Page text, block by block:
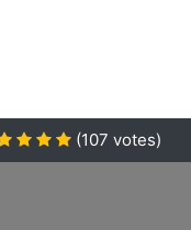
(107 votes)